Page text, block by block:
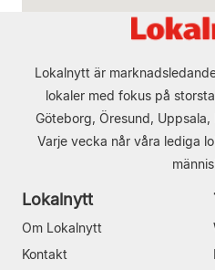
Lokalnytt är
lokaler med fokus på
Göteborg, Öresund,
Varje vecka når våra lediga
Lokalnytt
Om Lokalnytt
Kontakt